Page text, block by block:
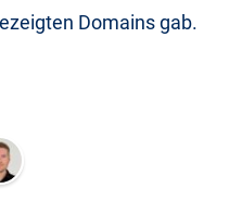
Domains gab.